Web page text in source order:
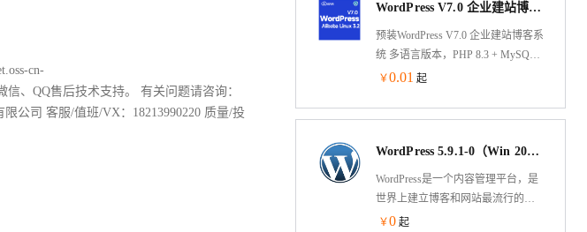
cn-
信、QQ售后技术支持。 有关问题请咨询：
公司 客服/值班/VX：18213990220 质量/投
WordPress V7.0 企业建站博客系统 PHP8.3 多语言 AliLinux 3.2 64位 宝塔LNMP管理
预装WordPress V7.0 企业建站博客系
统 多语言版本，PHP 8.3 + MySQL
5.7 ,开通ECS可一键安装WordPress
8.3）,WordPress 程序是广受欢迎的
系统，可以自己安装主题模板创建
企业网站。
￥0.01 起
WordPress 5.9.1-0（Win 2012 Server）（Free Support for Member）
WordPress是一个内容管理平台，是
世界上建立博客和网站最流行的网
络发布平台之一，可以让用户轻松
￥0 起